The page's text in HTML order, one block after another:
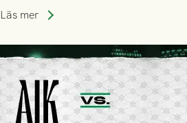
trupp till matchen:
Läs mer